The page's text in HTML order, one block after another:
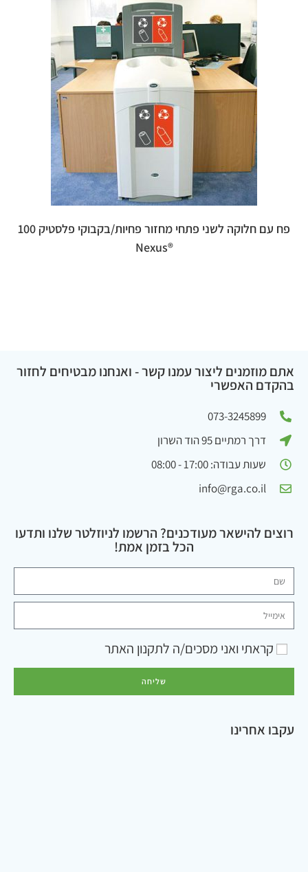
פח עם חלוקה לשני פתחי מחזור פחיות/בקבוקי פלסטיק 100
®Nexus
אתם מוזמנים ליצור עמנו קשר - ואנחנו מבטיחים לחזור
בהקדם האפשרי
073-3245899
דרך רמתיים 95 הוד השרון
שעות עבודה: 17:00 - 08:00
info@rga.co.il
רוצים להישאר מעודכנים? הרשמו לניוזלטר שלנו ותדעו
הכל בזמן אמת!
קראתי ואני מסכים/ה לתקנון האתר
שליחה
עקבו אחרינו